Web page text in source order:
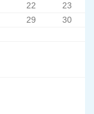
22
23
29
30